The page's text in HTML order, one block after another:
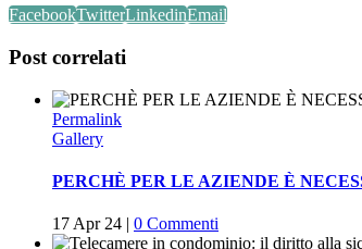
FacebookTwitterLinkedinEmail
Post correlati
Permalink
Gallery
PERCHÈ PER LE AZIENDE È
17 Apr 24 | 0 Commenti